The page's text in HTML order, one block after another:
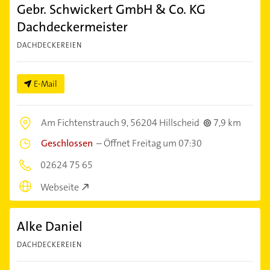
Gebr. Schwickert GmbH & Co. KG
Dachdeckermeister
DACHDECKEREIEN
E-Mail
Am Fichtenstrauch 9,56204 Hillscheid
7,9 km
Geschlossen –Öffnet Freitag um 07:30
02624 75 65
Webseite
Alke Daniel
DACHDECKEREIEN